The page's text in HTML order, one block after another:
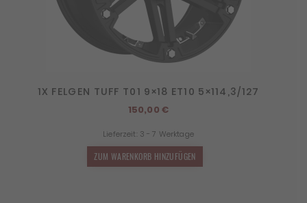
1X FELGEN TUFF T01 9×18 ET10 5×114,3/127
150,00 €
Lieferzeit: 3 - 7 Werktage
ZUM WARENKORB HINZUFÜGEN